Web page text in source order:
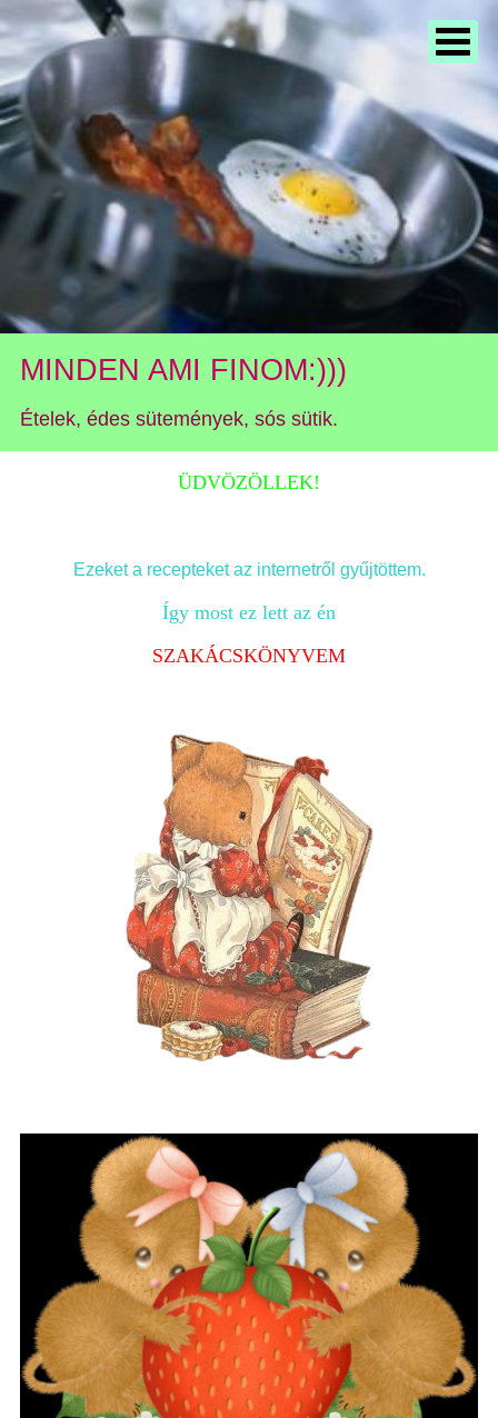
MINDEN AMI FINOM:)))
Ételek, édes sütemények, sós sütik.
ÜDVÖZÖLLEK!
Ezeket a recepteket az internetről gyűjtöttem.
Így most ez lett az én
SZAKÁCSKÖNYVEM